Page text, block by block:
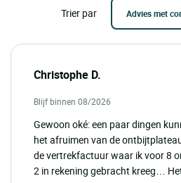
Trier par
Christophe D.
Blijf binnen 08/2026
Gewoon oké: een paar dingen
het afruimen van de
de vertrekfactuur waar ik voor 8
2 in rekening gebracht kreeg…